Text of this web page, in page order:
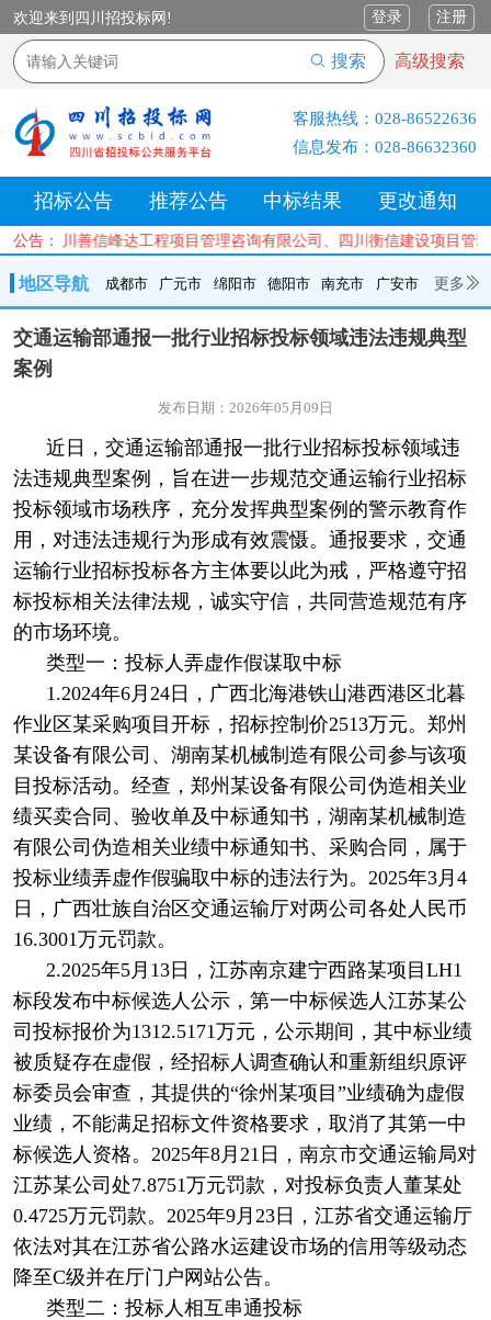
欢迎来到四川招投标网! 登录 注册
搜索 高级搜索
客服热线： 028-86522636
信息发布： 028-86632360
招标公告 推荐公告 中标结果 更改通知
公告：川善信峰达工程项目管理咨询有限公司、四川衡信建设项目
地区导航 成都市 广元市 绵阳市 德阳市 南充市 广安市 更多
成都市 广元市 绵阳市 德阳市 南充市 广安市
遂宁市
内江市
交通运输部通报一批行业招标投标领域违法违规典型
案例
发布日期：2026年05月09日
近日，交通运输部通报一批行业招标投标领域违
法违规典型案例，旨在进一步规范交通运输行业招标
投标领域市场秩序，充分发挥典型案例的警示教育作
用，对违法违规行为形成有效震慑。通报要求，交通
运输行业招标投标各方主体要以此为戒，严格遵守招
标投标相关法律法规，诚实守信，共同营造规范有序
的市场环境。
类型一：投标人弄虚作假谋取中标
1.2024年6月24日，广西北海港铁山港西港区北暮
作业区某采购项目开标，招标控制价2513万元。郑州
某设备有限公司、湖南某机械制造有限公司参与该项
目投标活动。经查，郑州某设备有限公司伪造相关业
绩买卖合同、验收单及中标通知书，湖南某机械制造
有限公司伪造相关业绩中标通知书、采购合同，属于
投标业绩弄虚作假骗取中标的违法行为。2025年3月4
日，广西壮族自治区交通运输厅对两公司各处人民币
16.3001万元罚款。
2.2025年5月13日，江苏南京建宁西路某项目LH1
标段发布中标候选人公示，第一中标候选人江苏某公
司投标报价为1312.5171万元，公示期间，其中标业绩
被质疑存在虚假，经招标人调查确认和重新组织原评
标委员会审查，其提供的“徐州某项目”业绩确为虚假
业绩，不能满足招标文件资格要求，取消了其第一中
标候选人资格。2025年8月21日，南京市交通运输局对
江苏某公司处7.8751万元罚款，对投标负责人董某处
0.4725万元罚款。2025年9月23日，江苏省交通运输厅
依法对其在江苏省公路水运建设市场的信用等级动态
降至C级并在厅门户网站公告。
类型二：投标人相互串通投标